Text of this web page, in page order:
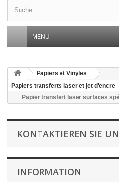
MENU
Papiers et Vinyles
Papiers transferts laser et jet d'encre
Papier transfert laser surfaces
KONTAKTIEREN SIE
INFORMATION